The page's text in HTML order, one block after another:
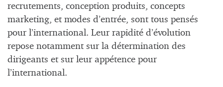
recrutements, conception produits, concepts
marketing, et modes d’entrée, sont tous pensés
pour l’international. Leur rapidité d’évolution
repose notamment sur la détermination des
dirigeants et sur leur appétence pour
l’international.